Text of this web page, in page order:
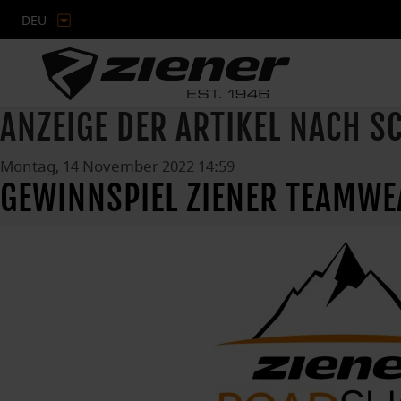
DEU
ANZEIGE DER ARTIKEL NACH
Montag, 14 November 2022 14:59
GEWINNSPIEL ZIENER